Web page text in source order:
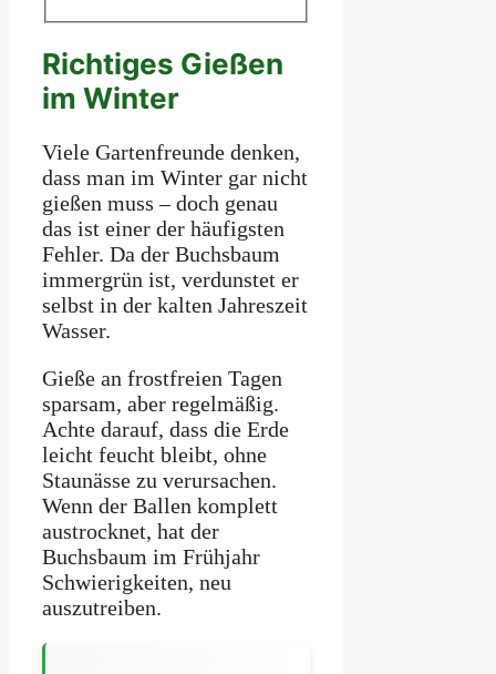
Richtiges Gießen
im Winter
Viele Gartenfreunde denken,
dass man im Winter gar nicht
gießen muss – doch genau
das ist einer der häufigsten
Fehler. Da der Buchsbaum
immergrün ist, verdunstet er
selbst in der kalten Jahreszeit
Wasser.
Gieße an frostfreien Tagen
sparsam, aber regelmäßig.
Achte darauf, dass die Erde
leicht feucht bleibt, ohne
Staunässe zu verursachen.
Wenn der Ballen komplett
austrocknet, hat der
Buchsbaum im Frühjahr
Schwierigkeiten, neu
auszutreiben.